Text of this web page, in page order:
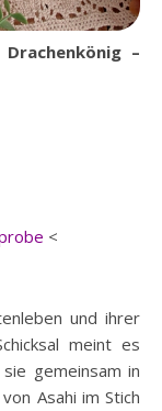
–
<
und ihrer
meint es
gemeinsam in
Asahi im Stich